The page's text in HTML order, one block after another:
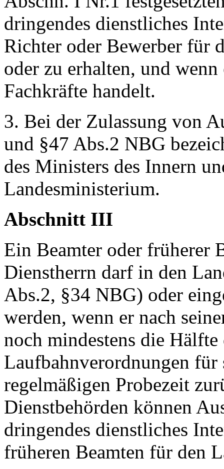
dringendes dienstliches
Richter oder Bewerber für
oder zu erhalten, und
Fachkräfte handelt.
3. Bei der Zulassung von
und §47 Abs.2 NBG
des Ministers des Innern
Landesministerium.
Abschnitt III
Ein Beamter oder früherer
Dienstherrn darf in den
Abs.2, §34 NBG) oder
werden, wenn er nach
noch mindestens die
Laufbahnverordnungen für
regelmäßigen Probezeit
Dienstbehörden können
dringendes dienstliches
früheren Beamten für den